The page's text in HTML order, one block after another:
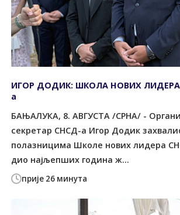
прије 26 минута
ИГОР ДОДИК: ШКОЛА НОВИХ
а
БАЊАЛУКА, 8. АВГУСТА /СРНА/ -
секретар СНСД-а Игор Додик
полазницима Школе нових лидера
дио најљепших година ж...